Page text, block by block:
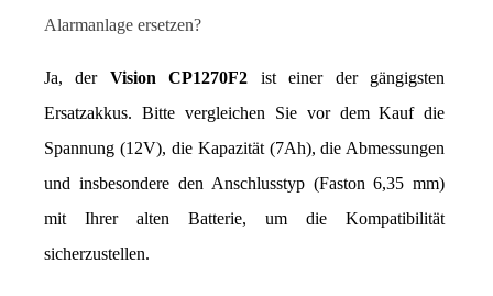
Alarmanlage ersetzen?
Ja, der Vision CP1270F2 ist einer der gängigsten
Ersatzakkus. Bitte vergleichen Sie vor dem Kauf die
Spannung (12V), die Kapazität (7Ah), die Abmessungen
und insbesondere den Anschlusstyp (Faston 6,35 mm)
mit Ihrer alten Batterie, um die Kompatibilität
sicherzustellen.